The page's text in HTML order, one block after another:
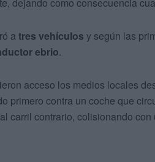
dejando como consecuencia
a tres vehículos y según las
ebrio.
acceso los medios locales
primero contra un coche que
carril contrario, colisionando con